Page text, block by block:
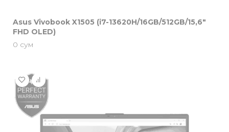
Asus Vivobook X1505 (i7-13620H/16GB/512GB/15,6″
FHD OLED)
0 сум